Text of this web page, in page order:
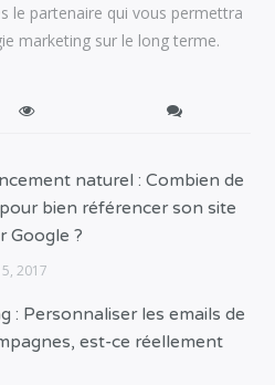
le partenaire qui vous permettra
marketing sur le long terme.
naturel : Combien de
bien référencer son site
Google ?
2017
: Personnaliser les emails de
est-ce réellement